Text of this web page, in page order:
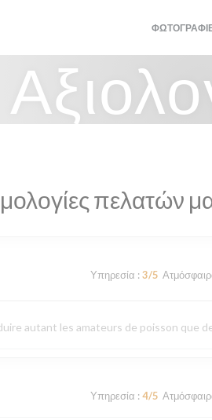
πελατών
Υπηρεσία : 3/5
autant les amateurs de poisson que
Υπηρεσία : 4/5